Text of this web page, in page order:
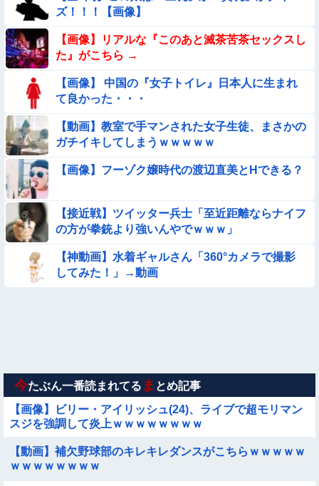
【画像】この美人ママ、脱いだら凄い・・・
【動画】 女子中学生さん、タクシー運ちゃんに感電させられ死
亡……
【動画】広島に落とされた『原子爆弾』の『再現動画』がこち
ら・・・
【画像】夏のバイクがヤバすぎるｗｗｗｗｗ
【画像】プールに来てた水着JCたち どの娘を選ぶの？
★【画像】この飲み物覚えてるやつ0人説
ｗｗｗｗｗｗｗ
ズ！！！【画像】
【画像】リアルな『このあと滅茶苦茶セックスし
た』がこちら →
【画像】 中国の『女子トイレ』日本人に生まれ
て良かった・・・
【動画】教室で手マンされた女子生徒、まさかの
ガチイキしてしまうｗｗｗｗｗ
【画像】フーゾク嬢時代の渡辺直美とHできる？
【接近戦】ツイッター兵士「至近距離ならナイフ
の方が拳銃より強いんやでｗｗｗ」
【神動画】水着ギャルさん「360°カメラで撮影
してみた！」→動画
今たぶん一番読まれてる ま とめ記事
【画像】ビリー・アイリッシュ(24)、ライブで超モリマン
スジを強調して炎上ｗｗｗｗｗｗｗｗ
【動画】補欠野球部のキレキレダンスがこちらｗｗｗｗｗ
ｗｗｗｗｗｗｗｗ